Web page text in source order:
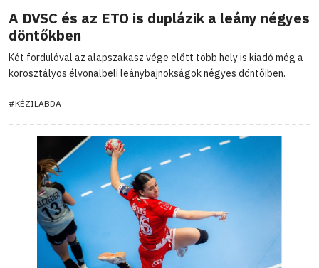
A DVSC és az ETO is duplázik a leány négyes
döntőkben
Két fordulóval az alapszakasz vége előtt több hely is kiadó még a
korosztályos élvonalbeli leánybajnokságok négyes döntőiben.
#KÉZILABDA